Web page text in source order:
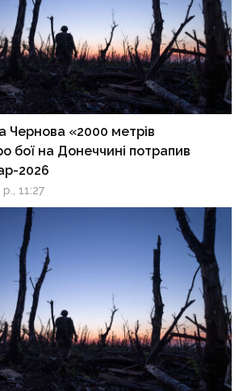
Чернова «2000 метрів
бої на Донеччині потрапив
2026
11:27